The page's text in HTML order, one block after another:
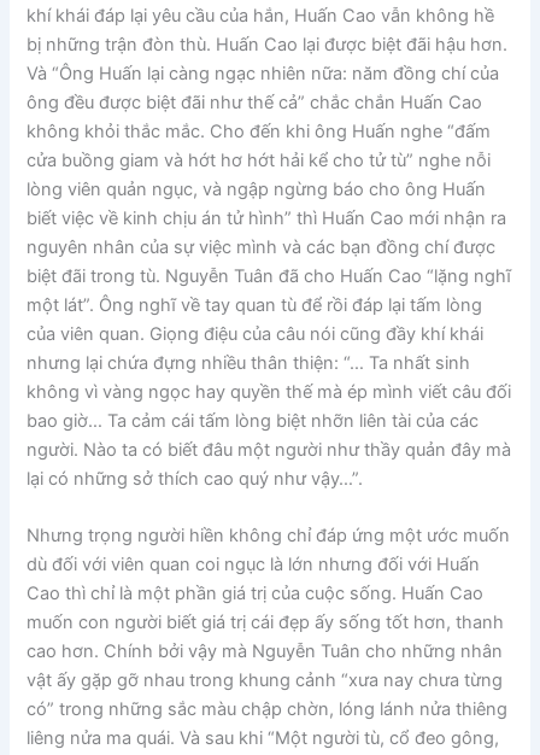
khí khái đáp lại yêu cầu của hắn, Huấn Cao vẫn không hề
bị những trận đòn thù. Huấn Cao lại được biệt đãi hậu hơn.
Và “Ông Huấn lại càng ngạc nhiên nữa: năm đồng chí của
ông đều được biệt đãi như thế cả” chắc chắn Huấn Cao
không khỏi thắc mắc. Cho đến khi ông Huấn nghe “đấm
cửa buồng giam và hớt hơ hớt hải kể cho tử tù” nghe nỗi
lòng viên quản ngục, và ngập ngừng báo cho ông Huấn
biết việc về kinh chịu án tử hình” thì Huấn Cao mới nhận ra
nguyên nhân của sự việc mình và các bạn đồng chí được
biệt đãi trong tù. Nguyễn Tuân đã cho Huấn Cao “lặng nghĩ
một lát”. Ông nghĩ về tay quan tù để rồi đáp lại tấm lòng
của viên quan. Giọng điệu của câu nói cũng đầy khí khái
nhưng lại chứa đựng nhiều thân thiện: “… Ta nhất sinh
không vì vàng ngọc hay quyền thế mà ép mình viết câu đối
bao giờ… Ta cảm cái tấm lòng biệt nhỡn liên tài của các
người. Nào ta có biết đâu một người như thầy quản đây mà
lại có những sở thích cao quý như vậy…”.
Nhưng trọng người hiền không chỉ đáp ứng một ước muốn
dù đối với viên quan coi ngục là lớn nhưng đối với Huấn
Cao thì chỉ là một phần giá trị của cuộc sống. Huấn Cao
muốn con người biết giá trị cái đẹp ấy sống tốt hơn, thanh
cao hơn. Chính bởi vậy mà Nguyễn Tuân cho những nhân
vật ấy gặp gỡ nhau trong khung cảnh “xưa nay chưa từng
có” trong những sắc màu chập chờn, lóng lánh nửa thiêng
liêng nửa ma quái. Và sau khi “Một người tù, cổ đeo gông,